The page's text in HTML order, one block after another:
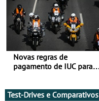
Novas regras de
pagamento de IUC para
Test-Drives e Comparativos